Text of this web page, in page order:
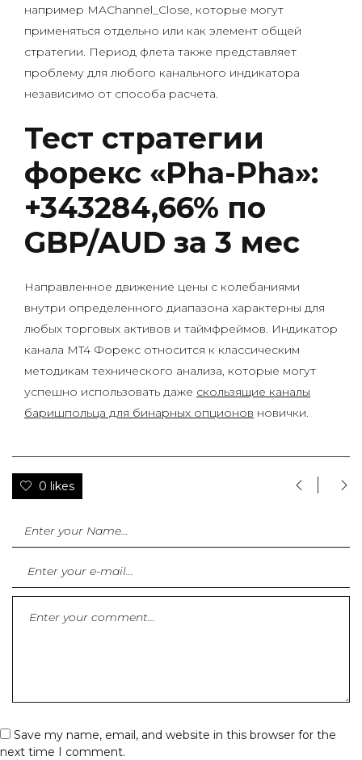
например MAChannel_Close, которые могут
применяться отдельно или как элемент общей
стратегии. Период флета также представляет
проблему для любого канального индикатора
независимо от способа расчета.
Тест стратегии
форекс «Pha-Pha»:
+343284,66% по
GBP/AUD за 3 мес
Направленное движение цены с колебаниями
внутри определенного диапазона характерны для
любых торговых активов и таймфреймов. Индикатор
канала MT4 Форекс относится к классическим
методикам технического анализа, которые могут
успешно использовать даже скользящие каналы
баришпольца для бинарных опционов новички.
0 likes
Save my name, email, and website in this browser for the
next time I comment.